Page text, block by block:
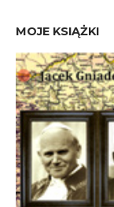
MOJE KSIĄŻKI